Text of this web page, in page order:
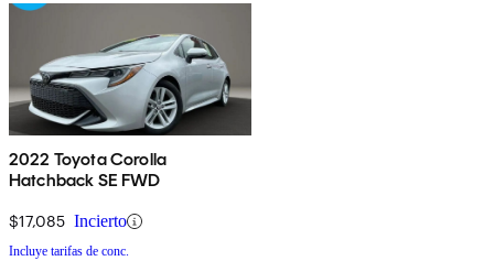
2022 Toyota Corolla
Hatchback SE FWD
$17,085 Incierto
Incluye tarifas de conc.